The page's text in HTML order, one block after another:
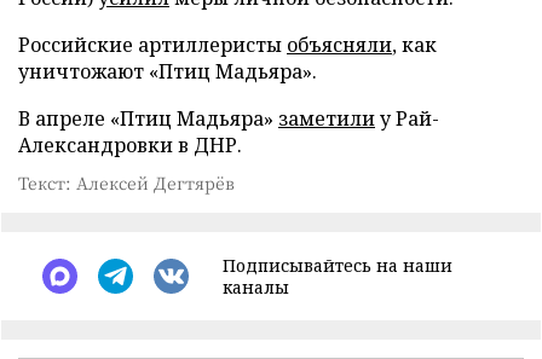
Российские артиллеристы объясняли, как
уничтожают «Птиц Мадьяра».
В апреле «Птиц Мадьяра» заметилиу Рай-
Александровки в ДНР.
Текст: Алексей Дегтярёв
Подписывайтесь на наши
каналы